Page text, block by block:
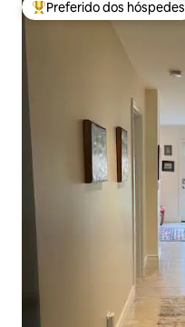
Entre os melhores
Preferido dos hóspedes